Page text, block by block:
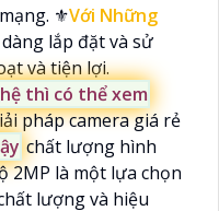
⚜️Với Những
lắp đặt và sử
và tiện lợi.
thì có thể xem
pháp camera giá rẻ
chất lượng hình
2MP là một lựa chọn
lượng và hiệu